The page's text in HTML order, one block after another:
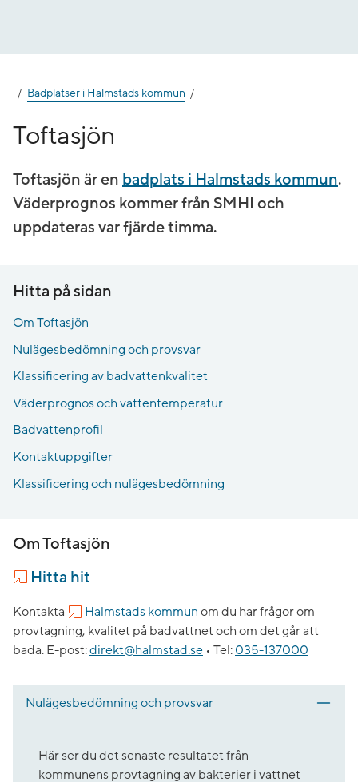
Badplatser i Halmstads kommun
Toftasjön
Toftasjön är en badplats i Halmstads kommun.
Väderprognos kommer från SMHI och
uppdateras var fjärde timma.
Hitta på sidan
Om Toftasjön
Nulägesbedömning och provsvar
Klassificering av badvattenkvalitet
Väderprognos och vattentemperatur
Badvattenprofil
Kontaktuppgifter
Klassificering och nulägesbedömning
Om Toftasjön
Hitta hit
Kontakta Halmstads kommun om du har frågor om
provtagning, kvalitet på badvattnet och om det går att
bada. E-post:direkt@halmstad.se • Tel: 035-137000
Nulägesbedömning och provsvar
Här ser du det senaste resultatet från
kommunens provtagning av bakterier i vattnet